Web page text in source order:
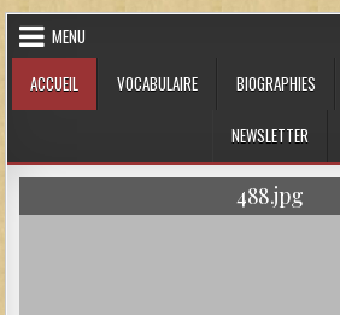
Skip to content
MENU
ACCUEIL
VOCABULAIRE BIOGRAPHIES
NEWSLETTER
488.jpg